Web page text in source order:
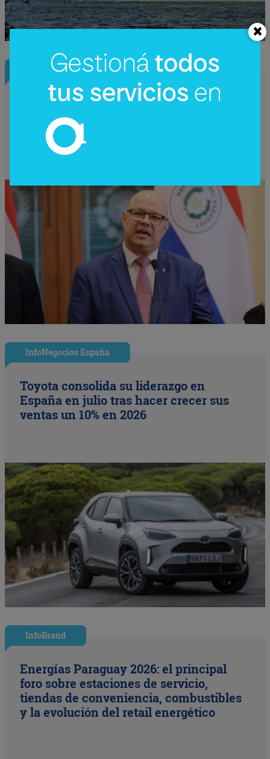
Nota Principal
Déficit subirá al 3,9% para ordenar las
cuentas públicas y saldar deudas
atrasadas del Estado con proveedores
InfoNegocios España
Toyota consolida su liderazgo en
España en julio tras hacer crecer sus
ventas un 10% en 2026
InfoBrand
Energías Paraguay 2026: el principal
foro sobre estaciones de servicio,
tiendas de conveniencia, combustibles
y la evolución del retail energético